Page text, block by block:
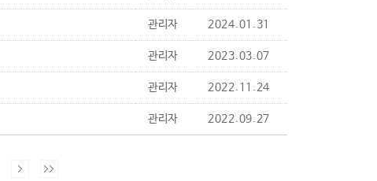
관리자 2024.01.31
관리자 2023.03.07
관리자 2022.11.24
관리자 2022.09.27